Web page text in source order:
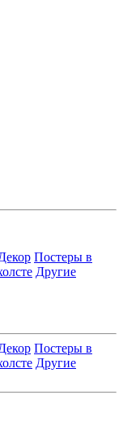
Постеры в
Другие
Постеры в
Другие